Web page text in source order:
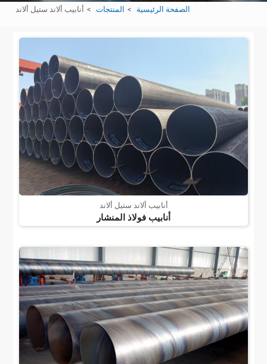
الصفحة الرئيسية المنتجات أنابيب ألاند ستيل ألاند
أنابيب ألاند ستيل ألاند
أنابيب فولاذ المنشار